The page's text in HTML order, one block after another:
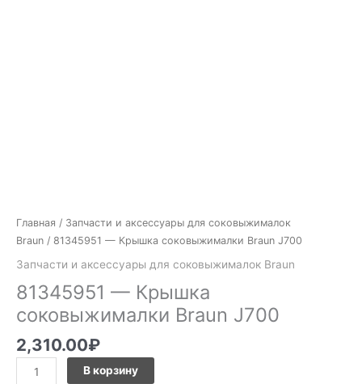
Главная / Запчасти и аксессуары для соковыжималок
Braun / 81345951 — Крышка соковыжималки Braun J700
Запчасти и аксессуары для соковыжималок Braun
81345951 — Крышка
соковыжималки Braun J700
2,310.00₽
В корзину